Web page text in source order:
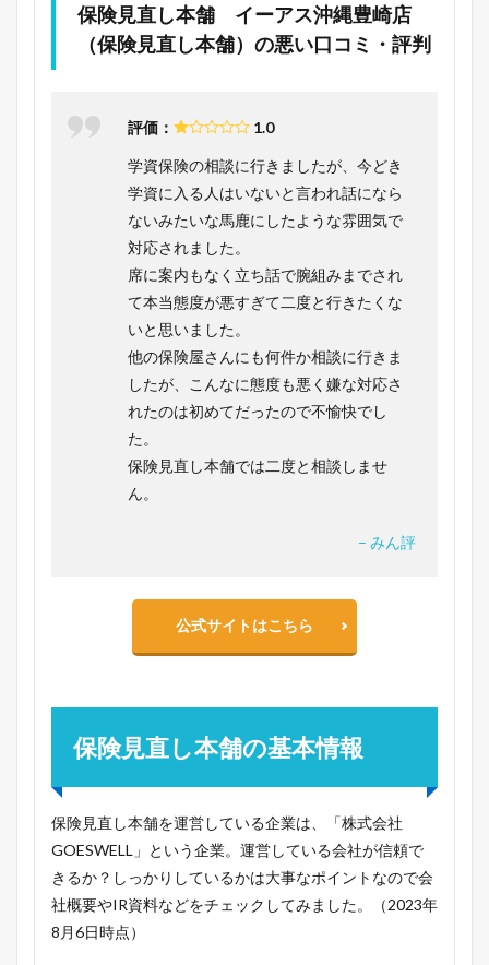
保険見直し本舗 イーアス沖縄豊崎店
（保険見直し本舗）の悪い口コミ・評判
評価： 1.0
学資保険の相談に行きましたが、今どき
学資に入る人はいないと言われ話になら
ないみたいな馬鹿にしたような雰囲気で
対応されました。
席に案内もなく立ち話で腕組みまでされ
て本当態度が悪すぎて二度と行きたくな
いと思いました。
他の保険屋さんにも何件か相談に行きま
したが、こんなに態度も悪く嫌な対応さ
れたのは初めてだったので不愉快でし
た。
保険見直し本舗では二度と相談しませ
ん。
– みん評
公式サイトはこちら
保険見直し本舗の基本情報
保険見直し本舗を運営している企業は、「株式会社
GOESWELL」という企業。運営している会社が信頼で
きるか？しっかりしているかは大事なポイントなので会
社概要やIR資料などをチェックしてみました。（2023年
8月6日時点）